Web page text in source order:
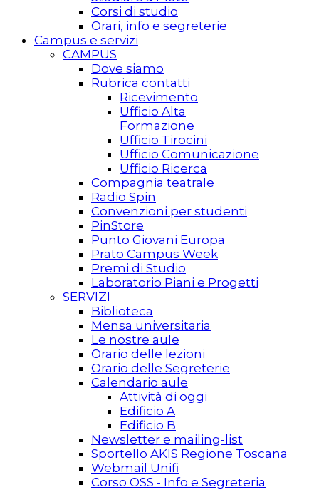
Corsi di studio
Orari, info e segreterie
Campus e servizi
CAMPUS
Dove siamo
Rubrica contatti
Ricevimento
Ufficio Alta
Formazione
Ufficio Tirocini
Ufficio Comunicazione
Ufficio Ricerca
Compagnia teatrale
Radio Spin
Convenzioni per studenti
PinStore
Punto Giovani Europa
Prato Campus Week
Premi di Studio
Laboratorio Piani e Progetti
SERVIZI
Biblioteca
Mensa universitaria
Le nostre aule
Orario delle lezioni
Orario delle Segreterie
Calendario aule
Attività di oggi
Edificio A
Edificio B
Newsletter e mailing-list
Sportello AKIS Regione Toscana
Webmail Unifi
Corso OSS - Info e Segreteria